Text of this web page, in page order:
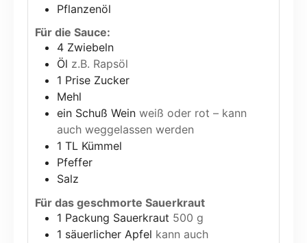
Pflanzenöl
Für die Sauce:
4 Zwiebeln
Öl z.B. Rapsöl
1 Prise Zucker
Mehl
ein Schuß Wein weiß oder rot – kann
auch weggelassen werden
1 TL Kümmel
Pfeffer
Salz
Für das geschmorte Sauerkraut
1 Packung Sauerkraut 500 g
1 säuerlicher Apfel kann auch